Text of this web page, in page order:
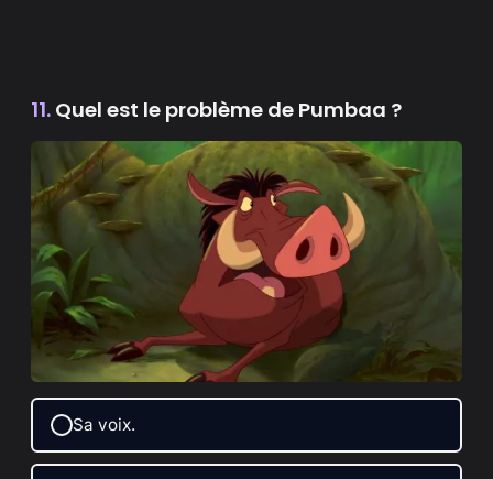
11. Quel est le problème de Pumbaa ?
Sa voix.